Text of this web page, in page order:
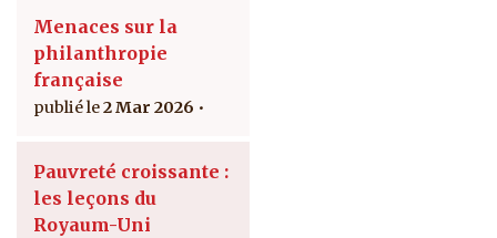
Menaces sur la
philanthropie
française
2 Mar 2026
Pauvreté croissante :
les leçons du
Royaum-Uni